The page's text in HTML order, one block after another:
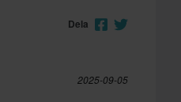
Dela
2025-09-05